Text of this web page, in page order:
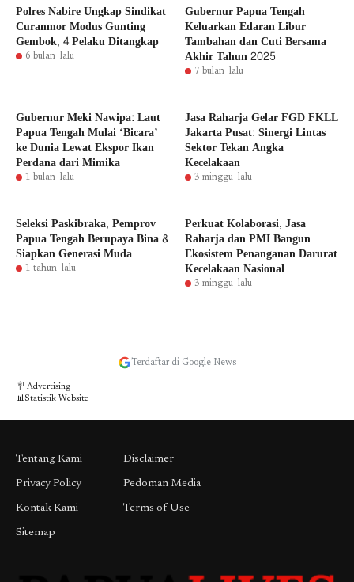
Polres Nabire Ungkap Sindikat
Curanmor Modus Gunting
Gembok, 4 Pelaku Ditangkap
6 bulan lalu
Gubernur Papua Tengah
Keluarkan Edaran Libur
Tambahan dan Cuti Bersama
Akhir Tahun 2025
7 bulan lalu
Gubernur Meki Nawipa: Laut
Papua Tengah Mulai ‘Bicara’
ke Dunia Lewat Ekspor Ikan
Perdana dari Mimika
1 bulan lalu
Jasa Raharja Gelar FGD FKLL
Jakarta Pusat: Sinergi Lintas
Sektor Tekan Angka
Kecelakaan
3 minggu lalu
Seleksi Paskibraka, Pemprov
Papua Tengah Berupaya Bina &
Siapkan Generasi Muda
1 tahun lalu
Perkuat Kolaborasi, Jasa
Raharja dan PMI Bangun
Ekosistem Penanganan Darurat
Kecelakaan Nasional
3 minggu lalu
Terdaftar di Google News
🪧 Advertising
📊Statistik Website
Tentang Kami
Privacy Policy
Kontak Kami
Sitemap
Disclaimer
Pedoman Media
Terms of Use